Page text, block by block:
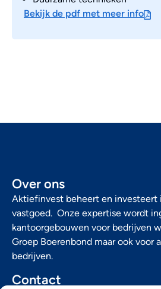
Bekijk de pdf met meer info
Over ons
Aktiefinvest beheert en
vastgoed. Onze expertise wordt
kantoorgebouwen voor bedrijven
Groep Boerenbond maar ook voor
bedrijven.
Contact